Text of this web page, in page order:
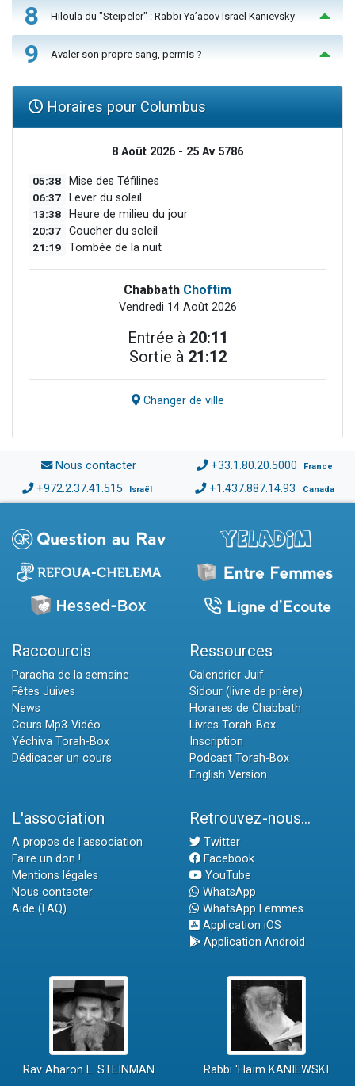
8 Hiloula du "Steïpeler" : Rabbi Ya’acov Israël Kanievsky
9 Avaler son propre sang, permis ?
Horaires pour Columbus
8 Août 2026 - 25 Av 5786
05:38 Mise des Téfilines
06:37 Lever du soleil
13:38 Heure de milieu du jour
20:37 Coucher du soleil
21:19 Tombée de la nuit
Chabbath Choftim
Vendredi 14 Août 2026
Entrée à 20:11
Sortie à 21:12
Changer de ville
Nous contacter +33.1.80.20.5000 France
+972.2.37.41.515 Israël +1.437.887.14.93 Canada
Raccourcis
Paracha de la semaine
Fêtes Juives
News
Cours Mp3-Vidéo
Yéchiva Torah-Box
Dédicacer un cours
Ressources
Calendrier Juif
Sidour (livre de prière)
Horaires de Chabbath
Livres Torah-Box
Inscription
Podcast Torah-Box
English Version
L'association
A propos de l'association
Faire un don !
Mentions légales
Nous contacter
Aide (FAQ)
Retrouvez-nous...
Twitter
Facebook
YouTube
WhatsApp
WhatsApp Femmes
Application iOS
Application Android
Rav Aharon L. STEINMAN Rabbi 'Haïm KANIEWSKI